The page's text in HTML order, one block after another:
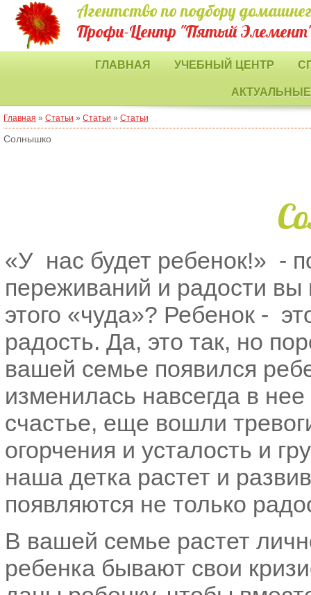
Агентство по подбору
Профи-Центр "Пятый
ГЛАВНАЯ УЧЕБНЫЙ ЦЕНТР
Главная » Статьи » Статьи » Статьи
Солнышко
«У нас будет ребенок!» -
переживаний и радости
этого «чуда»? Ребенок -
радость. Да, это так, но
вашей семье появился
изменилась навсегда в
счастье, еще вошли
огорчения и усталость и
наша детка растет и
появляются не только
В вашей семье растет
ребенка бывают свои